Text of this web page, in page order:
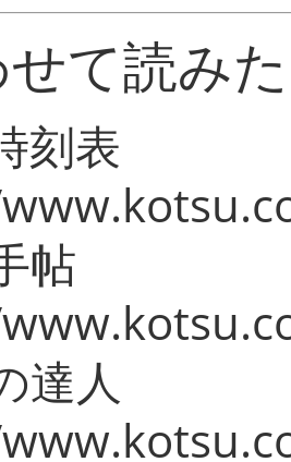
て読み
刻表
帖
達人